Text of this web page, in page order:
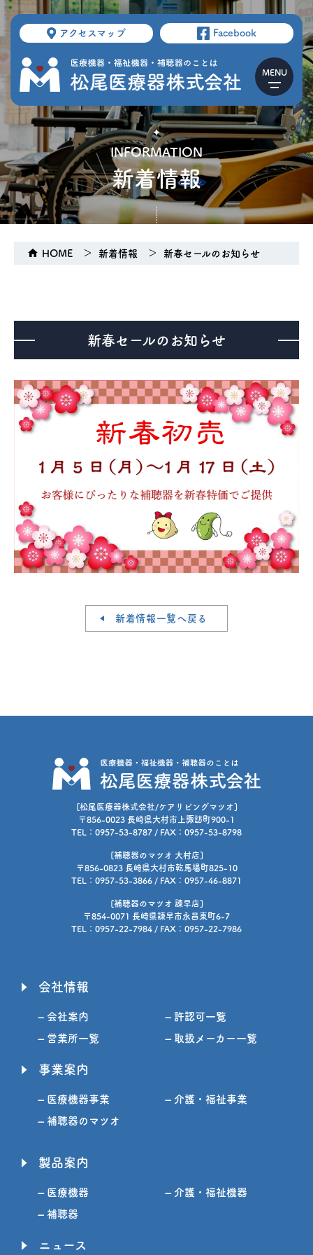
アクセスマップ Facebook
医療機器事業
介護・福祉事業
補聴器のマツオ
INFORMATION
新着情報
HOME 新着情報 新春セールのお知らせ
新春セールのお知らせ
新着情報一覧へ戻る
[松尾医療器株式会社/ケアリビングマツオ]
〒856-0023 長崎県大村市上諏訪町900-1
TEL：0957-53-8787 / FAX：0957-53-8798
[補聴器のマツオ 大村店]
〒856-0823 長崎県大村市乾馬場町825-10
TEL：0957-53-3866 / FAX：0957-46-8871
[補聴器のマツオ 諫早店]
〒854-0071 長崎県諫早市永昌東町6-7
TEL：0957-22-7984 / FAX：0957-22-7986
会社情報
– 会社案内 – 許認可一覧
– 営業所一覧 – 取扱メーカー一覧
事業案内
– 医療機器事業 – 介護・福祉事業
– 補聴器のマツオ
製品案内
– 医療機器 – 介護・福祉機器
– 補聴器
ニュース